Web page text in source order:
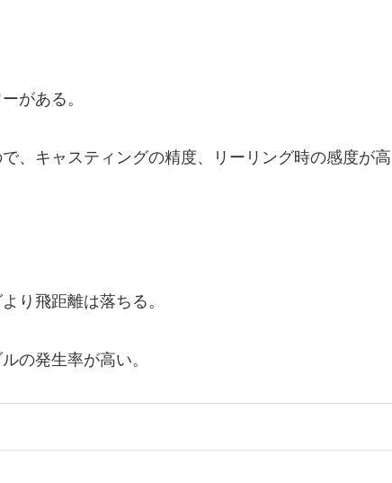
がある。
、キャスティングの精度、リーリング時の感度が高
り飛距離は落ちる。
の発生率が高い。